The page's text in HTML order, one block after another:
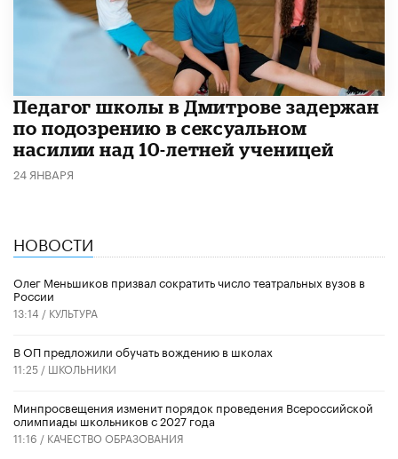
Педагог школы в Дмитрове задержан
по подозрению в сексуальном
насилии над 10-летней ученицей
24 ЯНВАРЯ
НОВОСТИ
Олег Меньшиков призвал сократить число театральных вузов в
России
13:14 / КУЛЬТУРА
В ОП предложили обучать вождению в школах
11:25 / ШКОЛЬНИКИ
Минпросвещения изменит порядок проведения Всероссийской
олимпиады школьников с 2027 года
11:16 / КАЧЕСТВО ОБРАЗОВАНИЯ